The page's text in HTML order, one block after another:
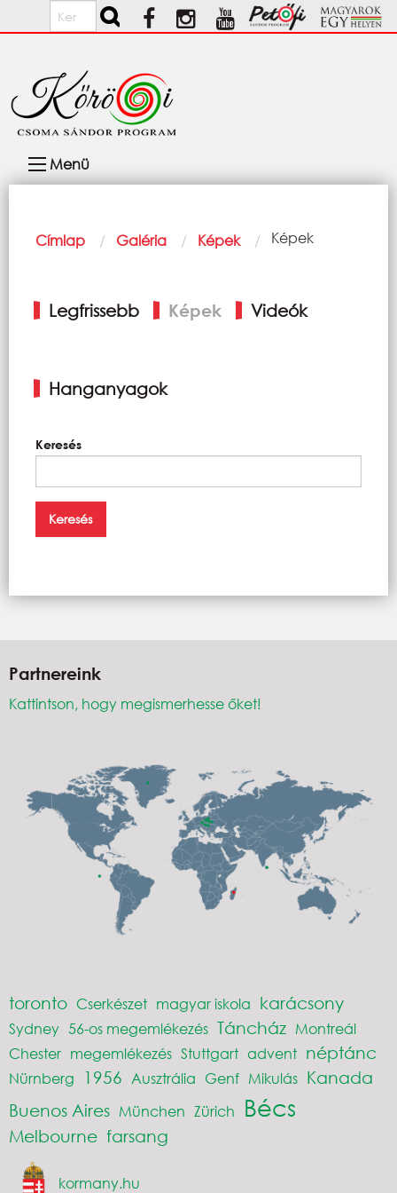
Ugrás a tartalomra
Keresés
navigáció
Menü
Morzsa
Címlap Galéria Képek Current:
Képek
fülek
Legfrissebb Képek Videók
Hanganyagok
Keresés
Partnereink
Kattintson, hogy megismerhesse őket!
toronto Cserkészet magyar iskola karácsony
Sydney 56-os megemlékezés Táncház Montreál
Chester megemlékezés Stuttgart advent néptánc
Nürnberg 1956 Ausztrália Genf Mikulás Kanada
Buenos Aires München Zürich Bécs
Melbourne farsang
kormany.hu